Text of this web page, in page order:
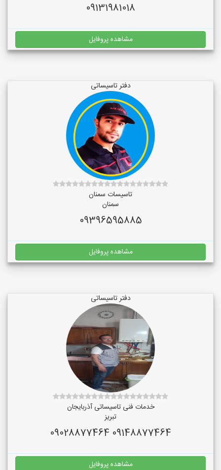
09131981018
مشاهده پروفایل
دفتر تاسیساتی
تاسیسات سمنان
سمنان
09396595885
مشاهده پروفایل
دفتر تاسیساتی
خدمات فنی تاسیساتی آذربایجان
تبریز
09148877464 09028877464
مشاهده پروفایل